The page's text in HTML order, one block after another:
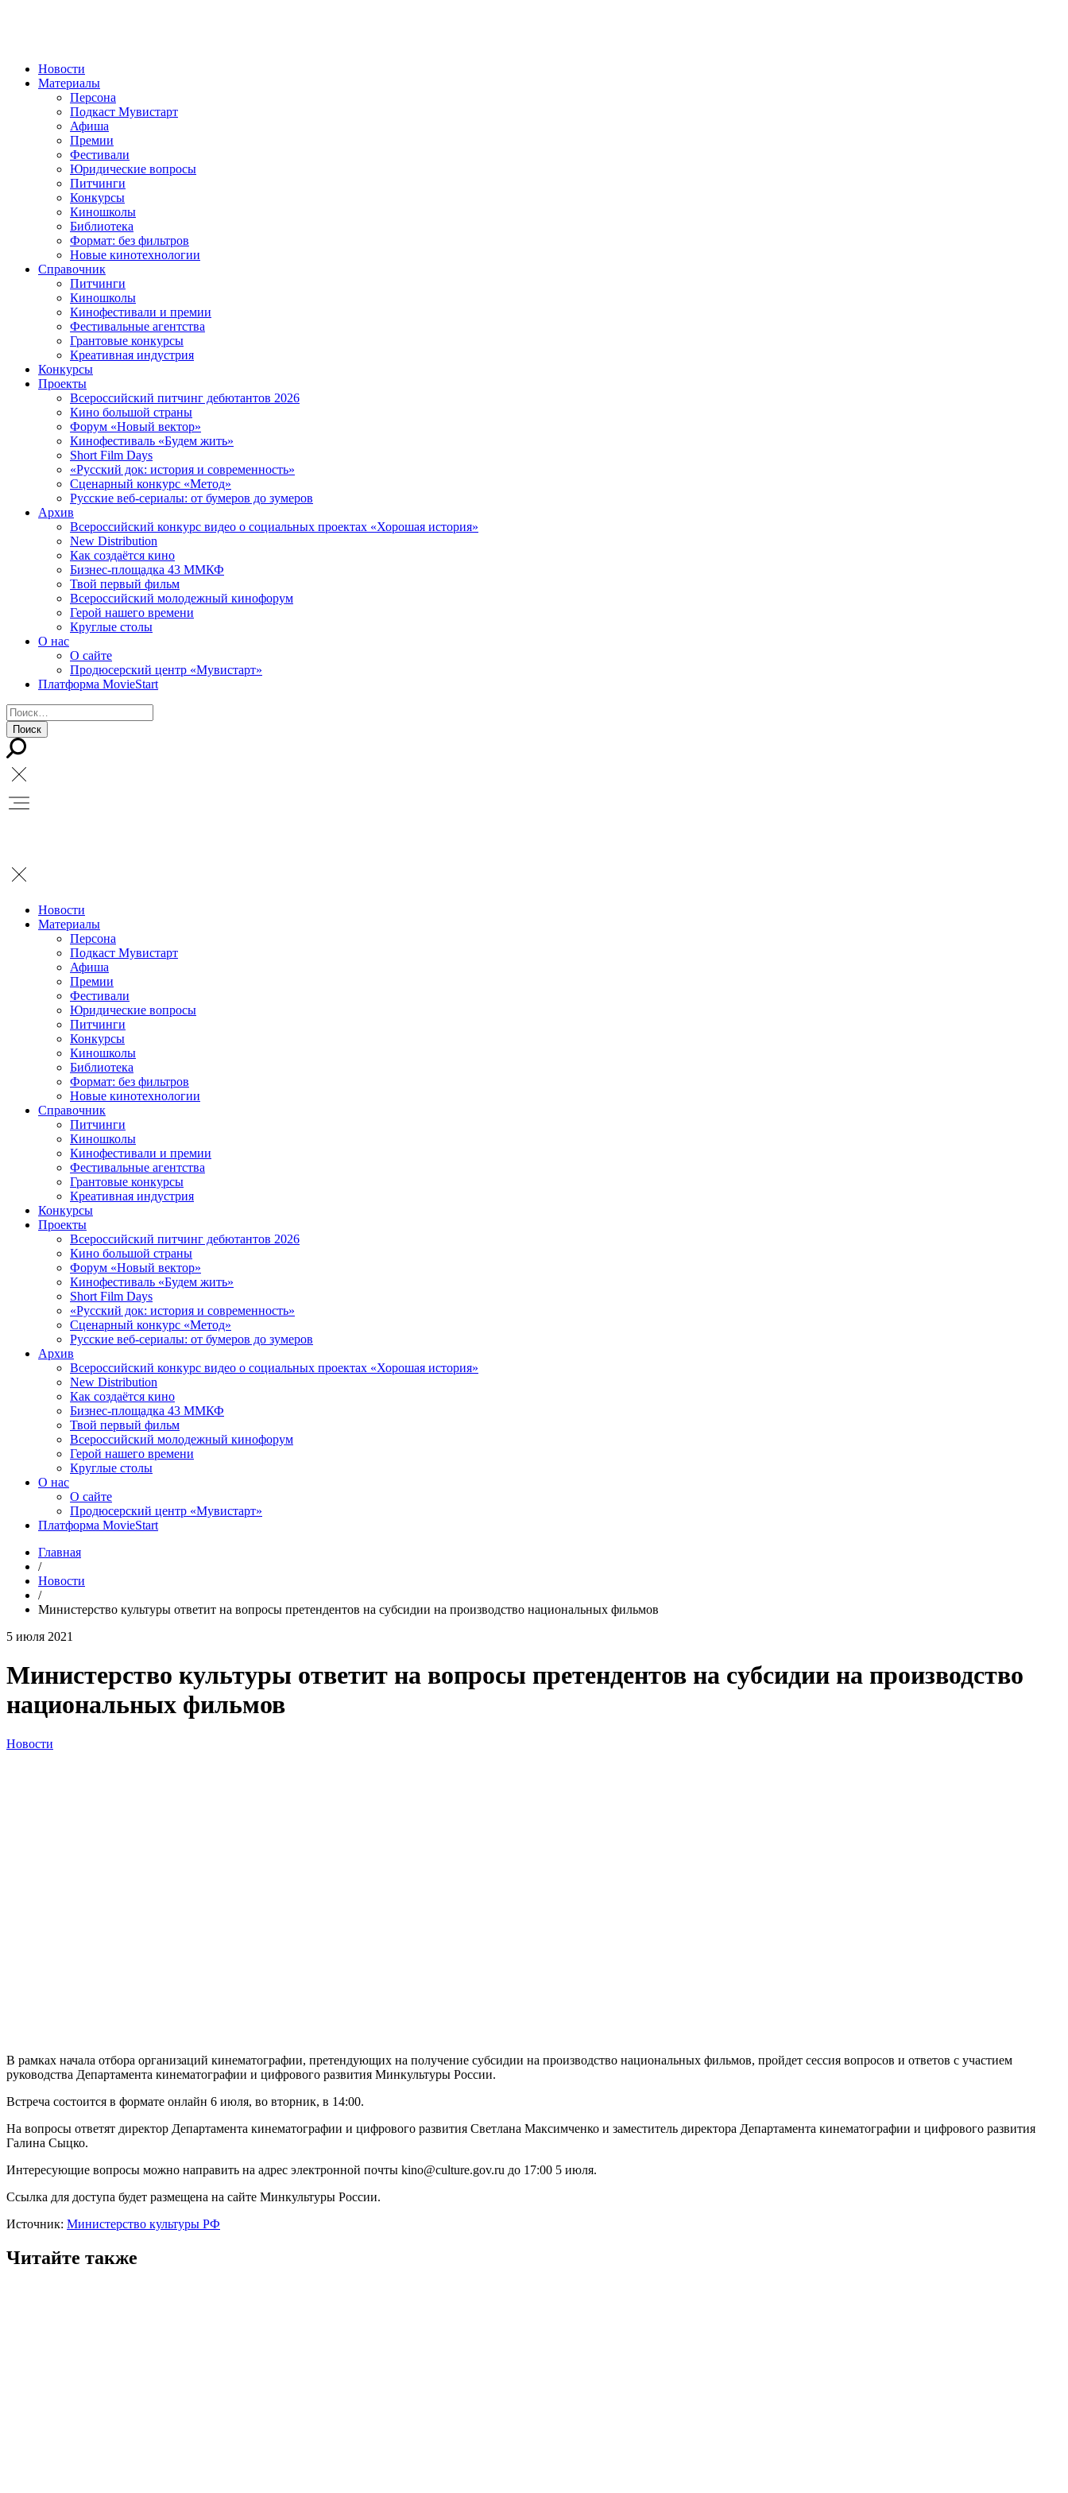
Новости
Материалы
Персона
Подкаст Мувистарт
Афиша
Премии
Фестивали
Юридические вопросы
Питчинги
Конкурсы
Киношколы
Библиотека
Формат: без фильтров
Новые кинотехнологии
Справочник
Питчинги
Киношколы
Кинофестивали и премии
Фестивальные агентства
Грантовые конкурсы
Креативная индустрия
Конкурсы
Проекты
Всероссийский питчинг дебютантов 2026
Кино большой страны
Форум «Новый вектор»
Кинофестиваль «Будем жить»
Short Film Days
«Русский док: история и современность»
Сценарный конкурс «Метод»
Русские веб-сериалы: от бумеров до зумеров
Архив
Всероссийский конкурс видео о социальных проектах «Хорошая история»
New Distribution
Как создаётся кино
Бизнес-площадка 43 ММКФ
Твой первый фильм
Всероссийский молодежный кинофорум
Герой нашего времени
Круглые столы
О нас
О сайте
Продюсерский центр «Мувистарт»
Платформа MovieStart
Новости
Материалы
Персона
Подкаст Мувистарт
Афиша
Премии
Фестивали
Юридические вопросы
Питчинги
Конкурсы
Киношколы
Библиотека
Формат: без фильтров
Новые кинотехнологии
Справочник
Питчинги
Киношколы
Кинофестивали и премии
Фестивальные агентства
Грантовые конкурсы
Креативная индустрия
Конкурсы
Проекты
Всероссийский питчинг дебютантов 2026
Кино большой страны
Форум «Новый вектор»
Кинофестиваль «Будем жить»
Short Film Days
«Русский док: история и современность»
Сценарный конкурс «Метод»
Русские веб-сериалы: от бумеров до зумеров
Архив
Всероссийский конкурс видео о социальных проектах «Хорошая история»
New Distribution
Как создаётся кино
Бизнес-площадка 43 ММКФ
Твой первый фильм
Всероссийский молодежный кинофорум
Герой нашего времени
Круглые столы
О нас
О сайте
Продюсерский центр «Мувистарт»
Платформа MovieStart
Главная
/
Новости
/
Министерство культуры ответит на вопросы претендентов на субсидии на производство национальных фильмов
5 июля 2021
Министерство культуры ответит на вопросы претендентов на субсидии на производство
национальных фильмов
Новости
В рамках начала отбора организаций кинематографии, претендующих на получение субсидии на производство национальных фильмов, пройдет сессия вопросов и ответов с участием
руководства Департамента кинематографии и цифрового развития Минкультуры России.
Встреча состоится в формате онлайн 6 июля, во вторник, в 14:00.
На вопросы ответят директор Департамента кинематографии и цифрового развития Светлана Максимченко и заместитель директора Департамента кинематографии и цифрового развития
Галина Сыцко.
Интересующие вопросы можно направить на адрес электронной почты kino@culture.gov.ru до 17:00 5 июля.
Ссылка для доступа будет размещена на сайте Минкультуры России.
Источник: Министерство культуры РФ
Читайте также